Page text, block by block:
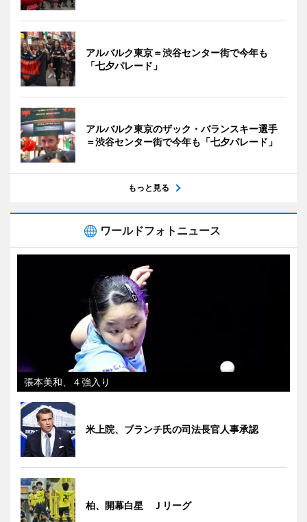
アルバルク東京＝渋谷センター街で今年も
「七夕パレード」
アルバルク東京のザック・バランスキー選手
＝渋谷センター街で今年も「七夕パレード」
もっと見る
ワールドフォトニュース
張本美和、４強入り
米上院、ブランチ氏の司法長官人事承認
柏、開幕白星 Ｊリーグ